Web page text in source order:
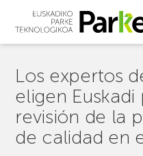
Los expertos
eligen
revisión de la
de calidad en